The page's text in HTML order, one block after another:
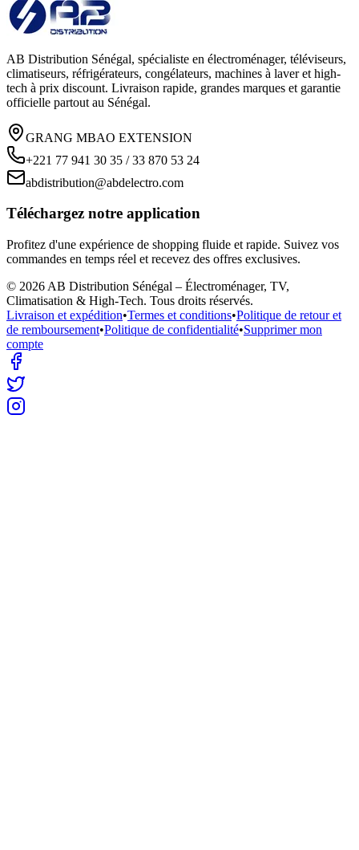
AB Distribution Sénégal, spécialiste en électroménager, téléviseurs,
climatiseurs, réfrigérateurs, congélateurs, machines à laver et high-
tech à prix discount. Livraison rapide, grandes marques et garantie
officielle partout au Sénégal.
GRANG MBAO EXTENSION
+221 77 941 30 35 / 33 870 53 24
abdistribution@abdelectro.com
Téléchargez notre application
Profitez d'une expérience de shopping fluide et rapide. Suivez vos
commandes en temps réel et recevez des offres exclusives.
© 2026 AB Distribution Sénégal – Électroménager, TV,
Climatisation & High-Tech. Tous droits réservés.
Livraison et expédition•Termes et conditions•Politique de retour et
de remboursement•Politique de confidentialité•Supprimer mon
compte